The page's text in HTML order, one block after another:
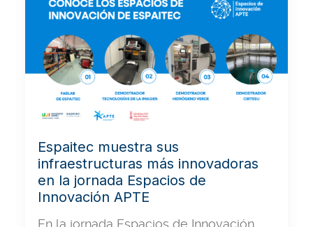
Espaitec muestra sus
infraestructuras más innovadoras
en la jornada Espacios de
Innovación APTE
En la jornada Espacios de Innovación